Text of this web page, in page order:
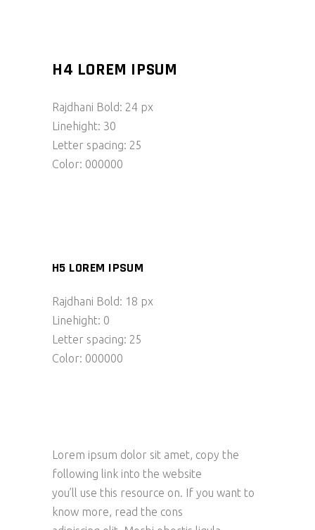
H4 LOREM IPSUM
Rajdhani Bold: 24 px
Linehight: 30
Letter spacing: 25
Color: 000000
H5 LOREM IPSUM
Rajdhani Bold: 18 px
Linehight: 0
Letter spacing: 25
Color: 000000
Lorem ipsum dolor sit amet, copy the
following link into the website
you’ll use this resource on. If you want to
know more, read the cons